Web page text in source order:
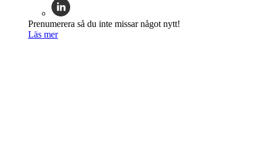
Prenumerera så du inte missar något nytt!
Läs mer